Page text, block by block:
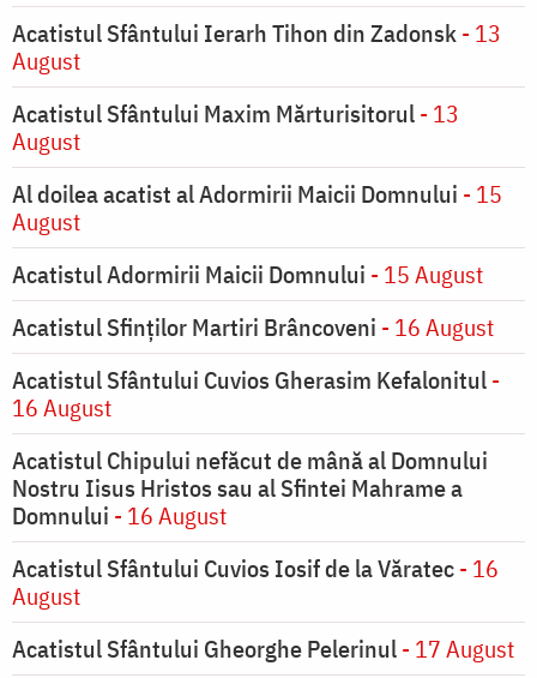
Acatistul Sfântului Ierarh Tihon din Zadonsk- 13
August
Acatistul Sfântului Maxim Mărturisitorul- 13
August
Al doilea acatist al Adormirii Maicii Domnului - 15
August
Acatistul Adormirii Maicii Domnului - 15 August
Acatistul Sfinților Martiri Brâncoveni - 16 August
Acatistul Sfântului Cuvios Gherasim Kefalonitul-
16 August
Acatistul Chipului nefăcut de mână al Domnului
Nostru Iisus Hristos sau al Sfintei Mahrame a
Domnului - 16 August
Acatistul Sfântului Cuvios Iosif de la Văratec- 16
August
Acatistul Sfântului Gheorghe Pelerinul- 17 August